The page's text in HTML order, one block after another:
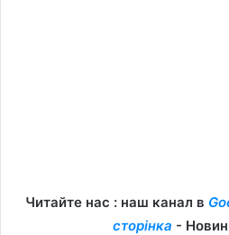
Читайте нас : наш канал в
сторінка -